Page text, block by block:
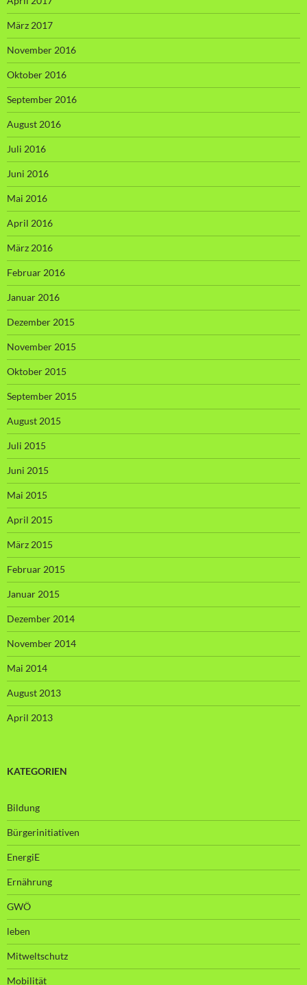
März 2017
November 2016
Oktober 2016
September 2016
August 2016
Juli 2016
Juni 2016
Mai 2016
April 2016
März 2016
Februar 2016
Januar 2016
Dezember 2015
November 2015
Oktober 2015
September 2015
August 2015
Juli 2015
Juni 2015
Mai 2015
April 2015
März 2015
Februar 2015
Januar 2015
Dezember 2014
November 2014
Mai 2014
August 2013
April 2013
KATEGORIEN
Bildung
Bürgerinitiativen
EnergiE
Ernährung
GWÖ
leben
Mitweltschutz
Mobilität